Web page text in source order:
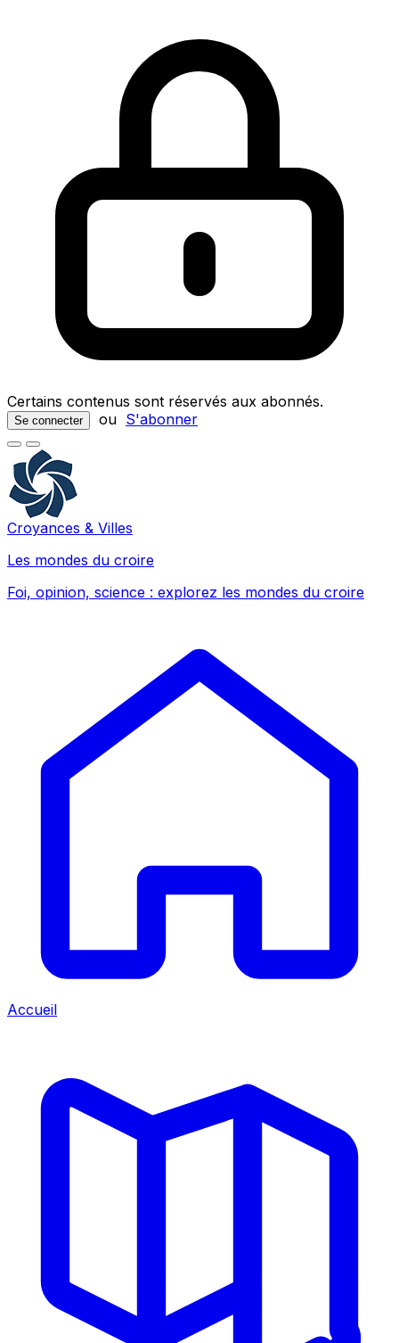
Certains contenus sont réservés aux abonnés.
Se connecter ou S'abonner
Croyances & Villes
Les mondes du croire
Foi, opinion, science : explorez les mondes du croire
Accueil